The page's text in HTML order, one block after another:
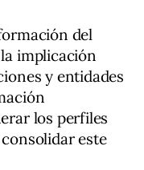
del
implicación
y entidades
los perfiles
este